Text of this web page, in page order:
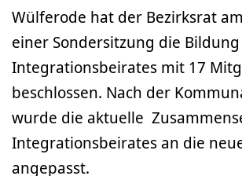
Wülferode hat der Bezirksrat
einer Sondersitzung die
Integrationsbeirates mit 17
beschlossen. Nach der
wurde die aktuelle
Integrationsbeirates an die
angepasst.